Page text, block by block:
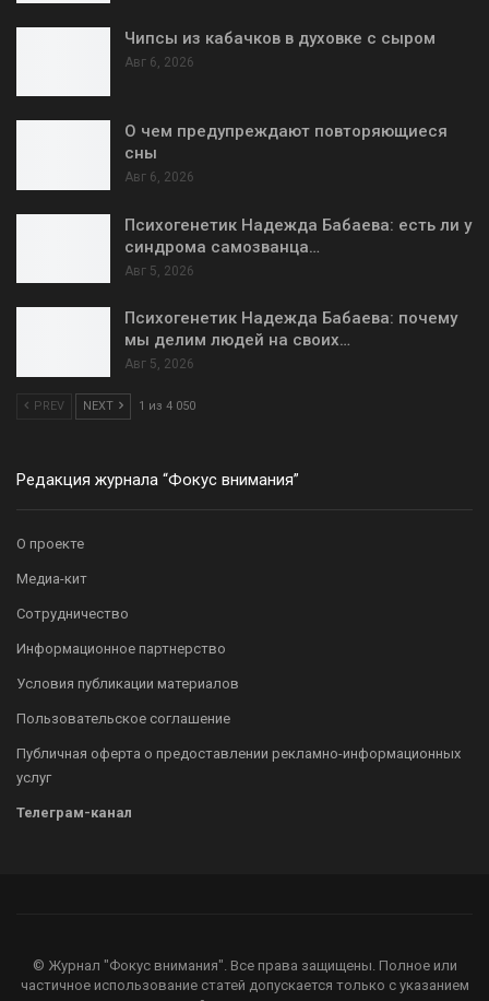
Чипсы из кабачков в духовке с сыром
Авг 6, 2026
О чем предупреждают повторяющиеся
сны
Авг 6, 2026
Психогенетик Надежда Бабаева: есть ли у
синдрома самозванца…
Авг 5, 2026
Психогенетик Надежда Бабаева: почему
мы делим людей на своих…
Авг 5, 2026
PREV NEXT 1 из 4 050
Редакция журнала “Фокус внимания”
О проекте
Медиа-кит
Сотрудничество
Информационное партнерство
Условия публикации материалов
Пользовательское соглашение
Публичная оферта о предоставлении рекламно-информационных
услуг
Телеграм-канал
© Журнал "Фокус внимания". Все права защищены. Полное или
частичное использование статей допускается только с указанием